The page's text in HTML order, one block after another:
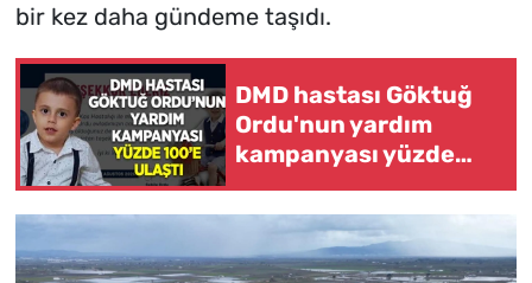
bir kez daha gündeme taşıdı.
DMD hastası Göktuğ
Ordu'nun yardım
kampanyası yüzde
100'e ulaştı